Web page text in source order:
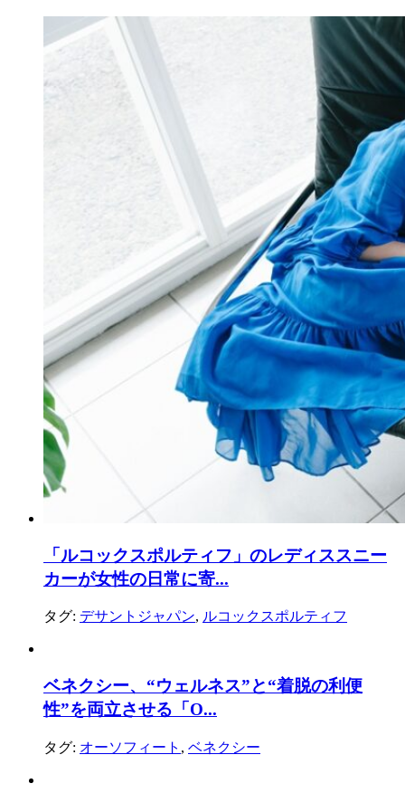
「ルコックスポルティフ」のレディススニー
カーが女性の日常に寄...
タグ: デサントジャパン, ルコックスポルティフ
ベネクシー、“ウェルネス”と“着脱の利便
性”を両立させる「O...
タグ: オーソフィート , ベネクシー